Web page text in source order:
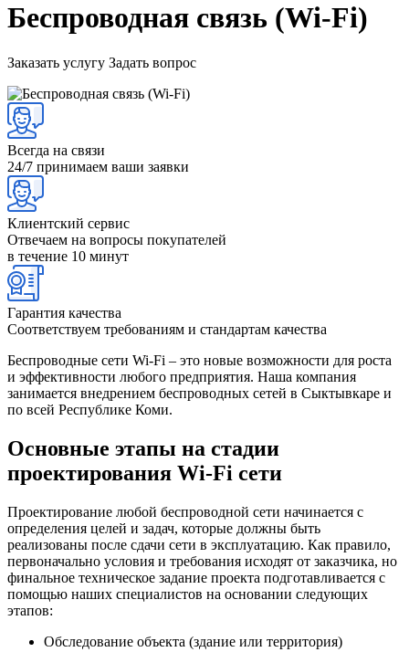
Беспроводная связь (Wi-Fi)
Заказать услугу Задать вопрос
Всегда на связи
24/7 принимаем ваши заявки
Клиентский сервис
Отвечаем на вопросы покупателей
в течение 10 минут
Гарантия качества
Соответствуем требованиям и стандартам качества
Беспроводные сети Wi-Fi – это новые возможности для роста
и эффективности любого предприятия. Наша компания
занимается внедрением беспроводных сетей в Сыктывкаре и
по всей Республике Коми.
Основные этапы на стадии
проектирования Wi-Fi сети
Проектирование любой беспроводной сети начинается с
определения целей и задач, которые должны быть
реализованы после сдачи сети в эксплуатацию. Как правило,
первоначально условия и требования исходят от заказчика, но
финальное техническое задание проекта подготавливается с
помощью наших специалистов на основании следующих
этапов:
Обследование объекта (здание или территория)